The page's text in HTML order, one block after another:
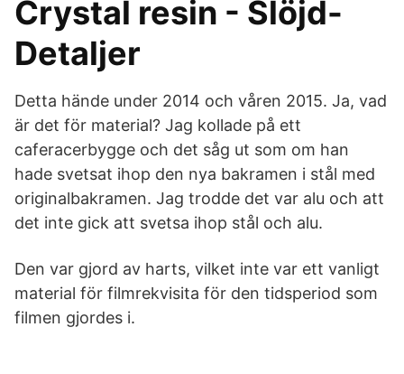
Crystal resin - Slöjd-
Detaljer
Detta hände under 2014 och våren 2015. Ja, vad
är det för material? Jag kollade på ett
caferacerbygge och det såg ut som om han
hade svetsat ihop den nya bakramen i stål med
originalbakramen. Jag trodde det var alu och att
det inte gick att svetsa ihop stål och alu.
Den var gjord av harts, vilket inte var ett vanligt
material för filmrekvisita för den tidsperiod som
filmen gjordes i.